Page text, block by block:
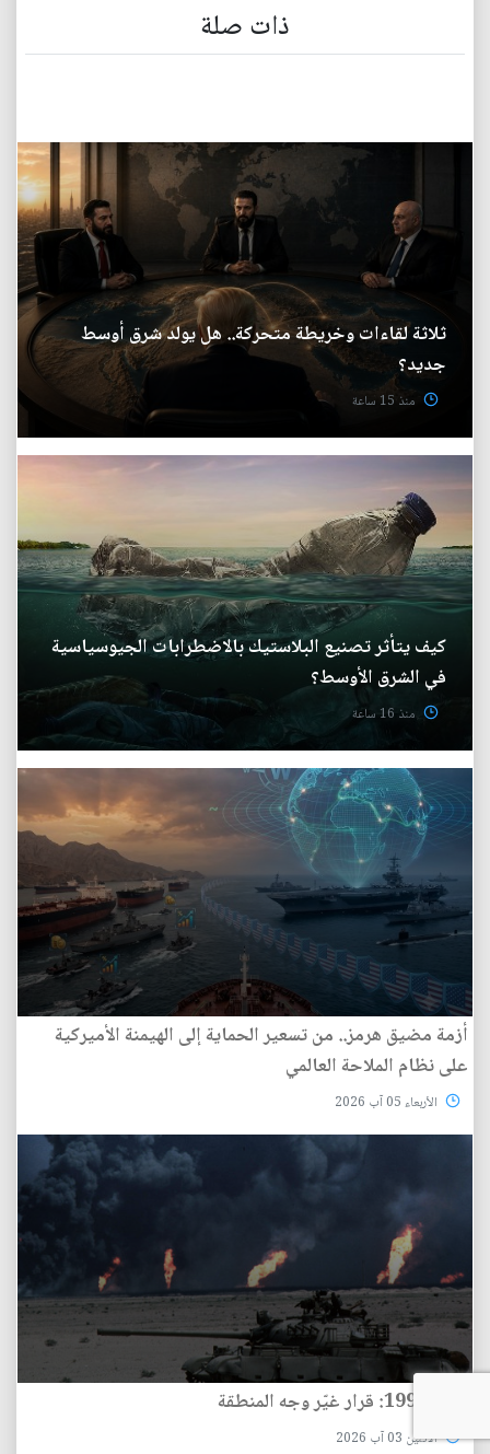
ذات صلة
ثلاثة لقاءات وخريطة متحركة.. هل يولد شرق أوسط
جديد؟
منذ 15 ساعة
كيف يتأثر تصنيع البلاستيك بالاضطرابات الجيوسياسية
في الشرق الأوسط؟
منذ 16 ساعة
أزمة مضيق هرمز.. من تسعير الحماية إلى الهيمنة الأميركية
على نظام الملاحة العالمي
الأربعاء 05 آب 2026
الأثنين 03 آب 2026